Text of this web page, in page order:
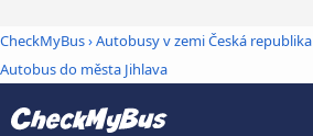
CheckMyBus›Autobusy v zemi Česká republika
Autobus do města Jihlava